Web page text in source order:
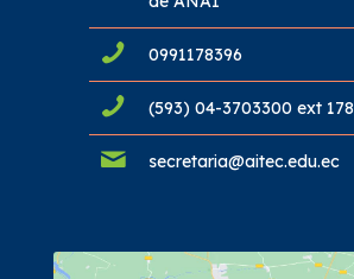
0991178396
(593) 04-3703300 ext 178
secretaria@aitec.edu.ec